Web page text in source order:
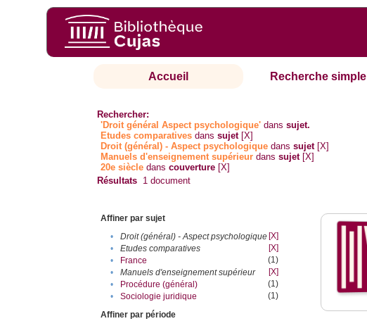
Accueil Recherche simple
Rechercher:
'Droit général Aspect psychologique' danssujet.
Etudes comparatives danssujet [X]
Droit (général) - Aspect psychologique danssujet [X]
Manuels d'enseignement supérieur danssujet [X]
20e siècle danscouverture [X]
Résultats 1 document
Affiner par sujet
•
Droit (général) - Aspect psychologique [X]
•
Etudes comparatives
[X]
•
France
(1)
•
Manuels d'enseignement supérieur
[X]
•
Procédure (général)
(1)
•
Sociologie juridique
(1)
Affiner par période